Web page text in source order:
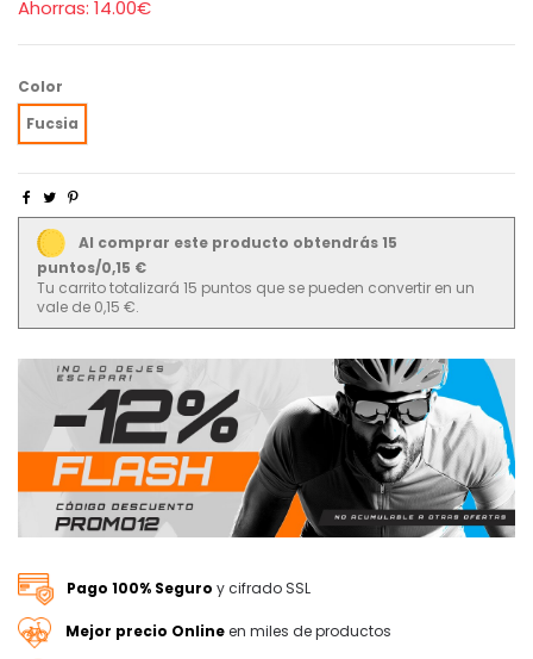
Ahorras: 14.00€
Color
Fucsia
Al comprar este producto obtendrás 15
puntos/0,15 €
Tu carrito totalizará 15 puntos que se pueden convertir en un
vale de 0,15 €.
Pago 100% Seguro y cifrado SSL
Mejor precio Onlineen miles de productos